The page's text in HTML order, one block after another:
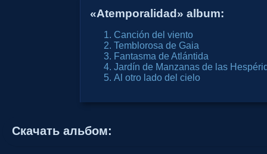
«Atemporalidad» album:
Canción del viento
Temblorosa de Gaia
Fantasma de Atlántida
Jardín de Manzanas de las
Al otro lado del cielo
Скачать альбом: